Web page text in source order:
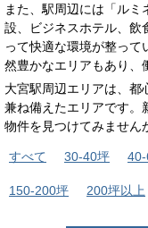
また、駅周辺には「ル
設、ビジネスホテル、飲
って快適な環境が整って
然豊かなエリアもあり、
大宮駅周辺エリアは、都
兼ね備えたエリアです。
物件を見つけてみません
すべて 30-40坪
150-200坪 200坪以上